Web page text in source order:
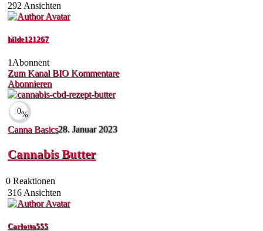
292 Ansichten
hilde121267
1 Abonnent
Zum Kanal BIO Kommentare
Abonnieren
0%
Canna Basics28. Januar 2023
Cannabis Butter
0 Reaktionen
316 Ansichten
Carlotta555